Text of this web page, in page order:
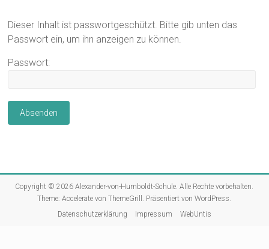
Dieser Inhalt ist passwortgeschützt. Bitte gib unten das
Passwort ein, um ihn anzeigen zu können.
Passwort:
Copyright © 2026Alexander-von-Humboldt-Schule . Alle Rechte vorbehalten.
Theme:Accelerate von ThemeGrill. Präsentiert vonWordPress
Datenschutzerklärung
Impressum WebUntis